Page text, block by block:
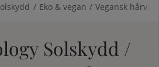
Eko & vegan Vegansk
Solskydd /